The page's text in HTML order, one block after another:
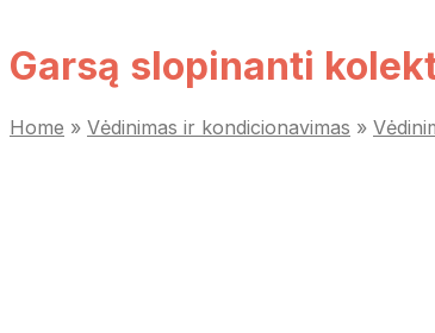
Garsą slopinanti
Home » Vėdinimas ir kondicionavimas »